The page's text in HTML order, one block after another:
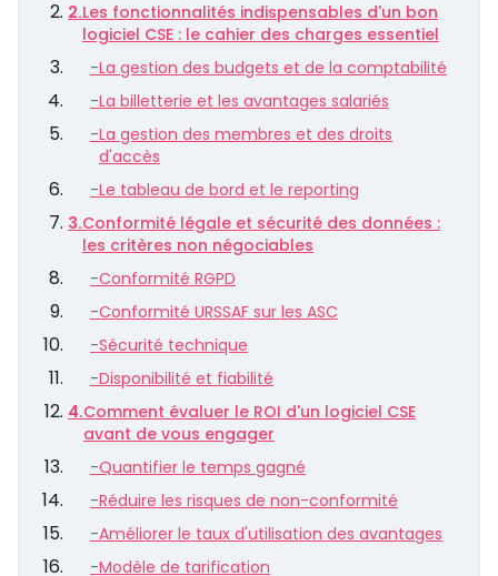
2.Les fonctionnalités indispensables d'un bon
logiciel CSE : le cahier des charges essentiel
-La gestion des budgets et de la comptabilité
-La billetterie et les avantages salariés
-La gestion des membres et des droits
d'accès
-Le tableau de bord et le reporting
3.Conformité légale et sécurité des données :
les critères non négociables
-Conformité RGPD
-Conformité URSSAF sur les ASC
-Sécurité technique
-Disponibilité et fiabilité
4.Comment évaluer le ROI d'un logiciel CSE
avant de vous engager
-Quantifier le temps gagné
-Réduire les risques de non-conformité
-Améliorer le taux d'utilisation des avantages
-Modèle de tarification